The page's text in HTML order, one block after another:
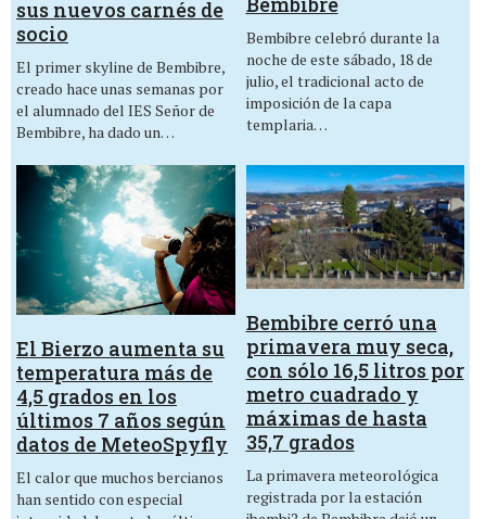
sus nuevos carnés de
socio
El primer skyline de Bembibre,
creado hace unas semanas por
el alumnado del IES Señor de
Bembibre, ha dado un…
Bembibre celebró durante la
noche de este sábado, 18 de
julio, el tradicional acto de
imposición de la capa
templaria…
El Bierzo aumenta su
temperatura más de
4,5 grados en los
últimos 7 años según
datos de MeteoSpyfly
El calor que muchos bercianos
han sentido con especial
Bembibre cerró una
primavera muy seca,
con sólo 16,5 litros por
metro cuadrado y
máximas de hasta
35,7 grados
La primavera meteorológica
registrada por la estación